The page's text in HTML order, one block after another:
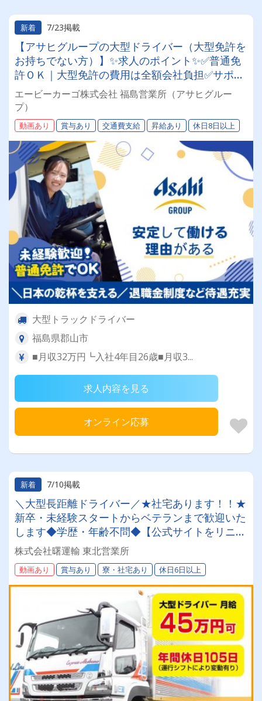
新着 7/23掲載
【アサヒグループの大型ドライバー（大型免許を
お持ちでない方）】✨求人のポイント✨✅普通免
許ＯＫ｜大型免許の費用は全額会社負担✅サポー
ト充実｜３ステップでプロのドライバーへ✅年休
１１６日｜ワークライフバランス良い環境✅大手
グループ｜待遇の充実、退職金や賞与あり✅安定
した勤務｜グループ内外の業務を幅広く展開
エービーカーゴ株式会社 福島営業所（アサヒグルー
プ）
動画あり 賞与あり 交通費支給 昇給あり 休日8日以上
大型トラックドライバー
福島県郡山市
■月収32万円┗入社4年目26歳■月収3...
求人内容を見る
オンライン応募
新着 7/10掲載
＼大型長距離ドライバー／★社宅あります！！★
新卒・未経験スタートからベテランまで歓迎いた
します◆学歴・年齢不問◆【公式サイトをリニュ
ーアルいたしました！要チェック☆】
株式会社曙運輸 東北営業所
動画あり 賞与あり 寮・社宅あり 休日6日以上